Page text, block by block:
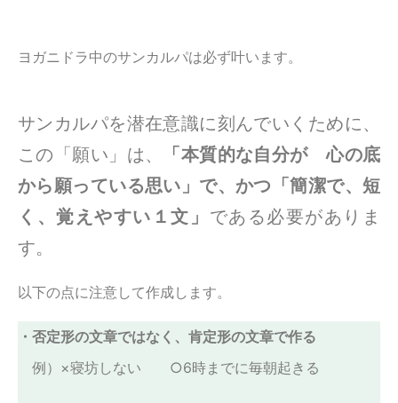
ヨガニドラ中のサンカルパは必ず叶います。
サンカルパを潜在意識に刻んでいくために、
この「願い」は、
「本質的な自分が 心の底
から願っている思い」で、かつ「簡潔で、短
く、覚えやすい１文」 である必要がありま
す。
以下の点に注意して作成します。
・否定形の文章ではなく、肯定形の文章で作る
例）×寝坊しない ○6時までに毎朝起きる